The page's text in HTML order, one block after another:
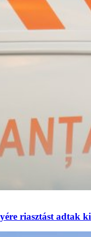
riasztást adtak ki